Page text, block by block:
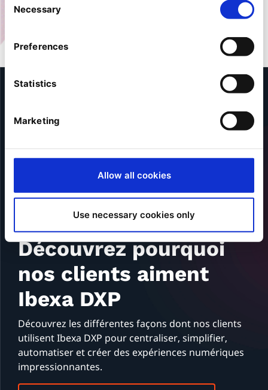
Selection
Necessary
Preferences
Statistics
Marketing
Allow all cookies
Use necessary cookies only
Découvrez pourquoi
nos clients aiment
Ibexa DXP
Découvrez les différentes façons dont nos clients
utilisent Ibexa DXP pour centraliser, simplifier,
automatiser et créer des expériences numériques
impressionnantes.